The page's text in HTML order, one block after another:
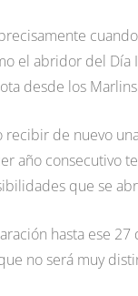
el abridor del Día
desde los
recibir de nuevo
año consecutivo
que se
hasta ese
no será muy